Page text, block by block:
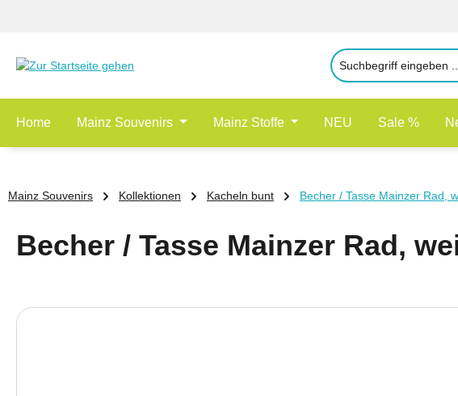
Home Mainz Souvenirs Mainz Stoffe NEU Sale %
Mainz Souvenirs Kollektionen Kacheln bunt Becher / Tasse Mainzer Rad,
Becher / Tasse Mainzer Rad,
Bildergalerie überspringen